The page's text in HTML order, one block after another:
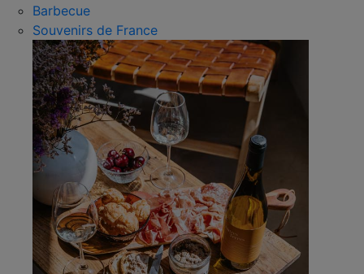
Barbecue
Souvenirs de France